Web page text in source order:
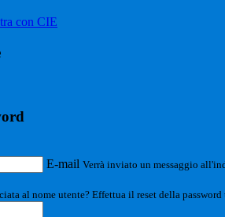
con CIE
E-mail Verrà inviato un messaggio
al nome utente? Effettua il reset della